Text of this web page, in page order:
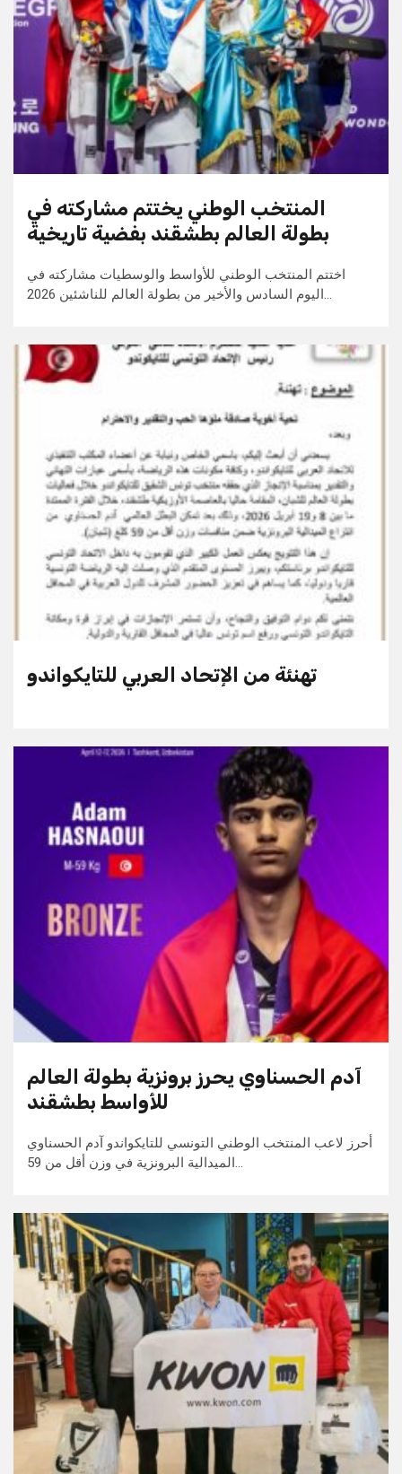
المنتخب الوطني يختتم مشاركته في
بطولة العالم بطشقند بفضية تاريخية
اختتم المنتخب الوطني للأواسط والوسطيات مشاركته في
اليوم السادس والأخير من بطولة العالم للناشئين 2026…
تهنئة من الإتحاد العربي للتايكواندو
آدم الحسناوي يحرز برونزية بطولة العالم
للأواسط بطشقند
أحرز لاعب المنتخب الوطني التونسي للتايكواندو آدم الحسناوي
الميدالية البرونزية في وزن أقل من 59…